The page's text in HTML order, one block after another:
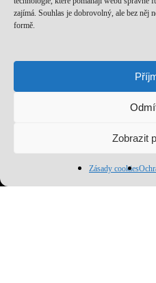
zajímá. Souhlas je dobrovolný, ale bez něj
formě.
Zobrazit
Zásady cookies
Přihlaš se k odběru a nenech
a inspirativní obsah.